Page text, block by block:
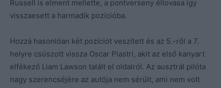
Russell is elment mellette, a pontverseny éllovasa így
visszaesett a harmadik pozícióba.
Hozzá hasonlóan két pozíciót veszített és az 5.-ről a 7.
helyre csúszott vissza Oscar Piastri, akit az első kanyart
elfékező Liam Lawson talált el oldalról. Az ausztrál pilóta
nagy szerencséjére az autója nem sérült, ami nem volt